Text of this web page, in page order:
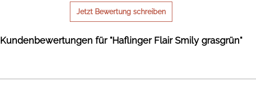
Jetzt Bewertung schreiben
Kundenbewertungen für "Haflinger Flair Smily grasgrün"